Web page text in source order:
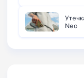
Neo